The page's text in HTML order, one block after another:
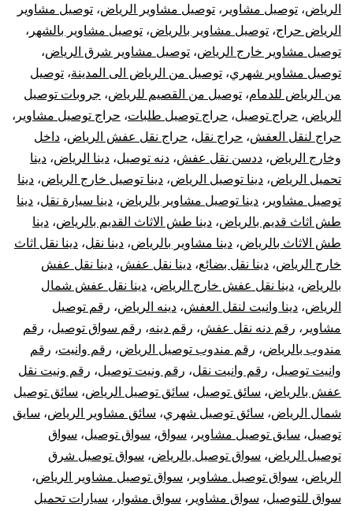
الرياض، توصيل مشاوير ، توصيل مشاوير الرياض، توصيل مشاوير
الرياض حراج، توصيل مشاوير بالرياض، توصيل مشاوير بالشهر ،
توصيل مشاوير خارج الرياض، توصيل مشاوير شرق الرياض،
توصيل مشاوير شهري، توصيل من الرياض الى المدينة، توصيل
من الرياض للدمام، توصيل من القصيم للرياض، جروبات توصيل
الرياض، حراج توصيل، حراج توصيل طلبات، حراج توصيل مشاوير ،
حراج لنقل العفش، حراج نقل، حراج نقل عفش الرياض، داخل
وخارج الرياض، ددسن نقل عفش، دنه توصيل، دينا الرياض، دينا
تحميل الرياض، دينا توصيل الرياض، دينا توصيل خارج الرياض، دينا
توصيل مشاوير ، دينا توصيل مشاوير بالرياض، دينا سيارة نقل، دينا
طش اثاث قديم بالرياض، دينا طش الاثاث القديم بالرياض، دينا
طش الاثاث بالرياض، دينا مشاوير بالرياض، دينا نقل، دينا نقل اثاث
خارج الرياض، دينا نقل بضائع، دينا نقل عفش، دينا نقل عفش
بالرياض، دينا نقل عفش خارج الرياض، دينا نقل عفش شمال
الرياض، دينا وانيت لنقل العفش، دينه الرياض، رقم توصيل
مشاوير ، رقم دنه نقل عفش، رقم دينه، رقم سواق توصيل، رقم
مندوب بالرياض، رقم مندوب توصيل الرياض، رقم وانيت، رقم
وانيت توصيل، رقم وانيت نقل، رقم ونيت توصيل، رقم ونيت نقل
عفش بالرياض، سائق توصيل، سائق توصيل الرياض، سائق توصيل
شمال الرياض، سائق توصيل شهري، سائق مشاوير الرياض، سايق
توصيل، سايق توصيل مشاوير ، سواق، سواق توصيل، سواق
توصيل الرياض، سواق توصيل بالرياض، سواق توصيل شرق
الرياض، سواق توصيل مشاوير ، سواق توصيل مشاوير الرياض،
سواق للتوصيل، سواق مشاوير ، سواق مشوار ، سيارات تحميل